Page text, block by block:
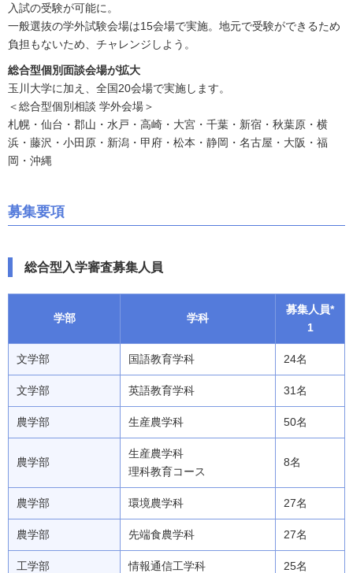
入試の受験が可能に。
一般選抜の学外試験会場は15会場で実施。地元で受験ができるため
負担もないため、チャレンジしよう。
総合型個別面談会場が拡大
玉川大学に加え、全国20会場で実施します。
＜総合型個別相談 学外会場＞
札幌・仙台・郡山・水戸・高崎・大宮・千葉・新宿・秋葉原・横
浜・藤沢・小田原・新潟・甲府・松本・静岡・名古屋・大阪・福
岡・沖縄
募集要項
総合型入学審査募集人員
学部 学科
募集人員*
1
文学部 国語教育学科 24名
文学部 英語教育学科 31名
農学部 生産農学科 50名
農学部
生産農学科
理科教育コース
8名
農学部 環境農学科 27名
農学部 先端食農学科 27名
工学部 情報通信工学科 25名